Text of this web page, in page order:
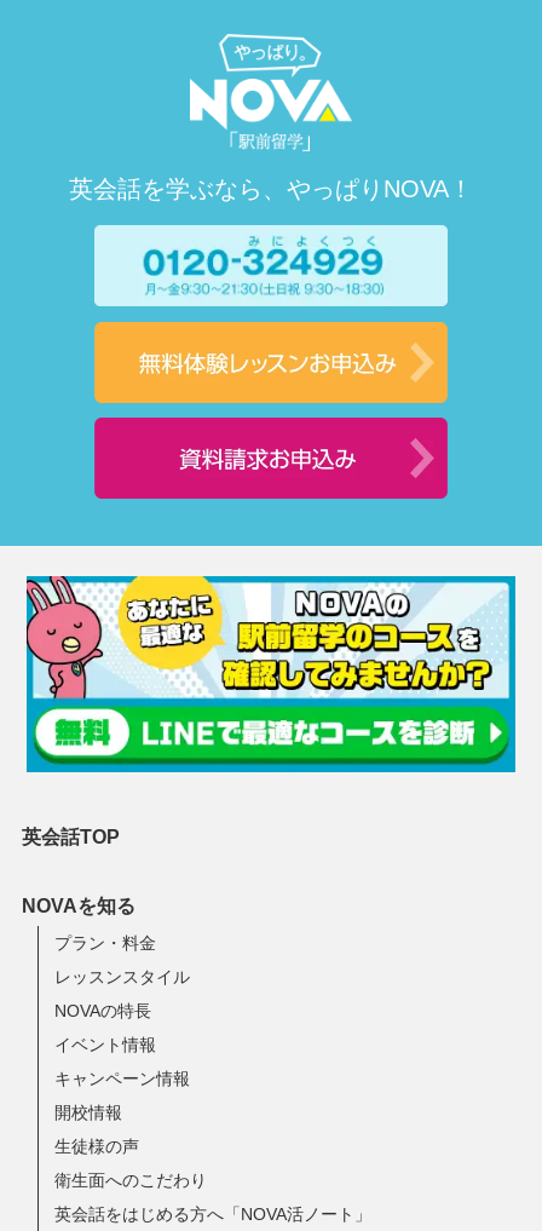
英会話を学ぶなら、やっぱりNOVA！
英会話TOP
NOVAを知る
プラン・料金
レッスンスタイル
NOVAの特長
イベント情報
キャンペーン情報
開校情報
生徒様の声
衛生面へのこだわり
英会話をはじめる方へ「NOVA活ノート」